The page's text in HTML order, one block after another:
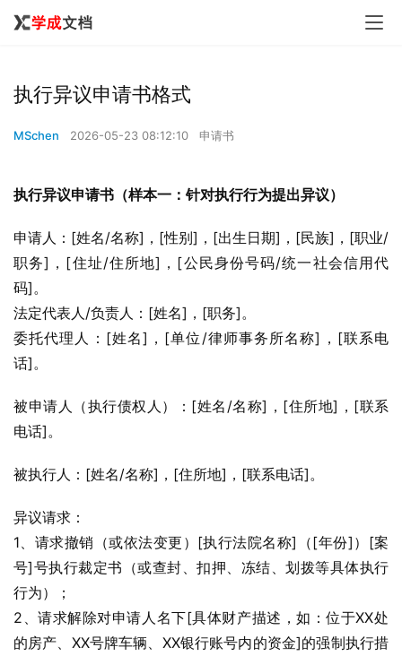
执行异议申请书格式
MSchen 2026-05-23 08:12:10 申请书
执行异议申请书（样本一：针对执行行为提出异议）
申请人：[姓名/名称]，[性别]，[出生日期]，[民族]，[职业/
职务]，[住址/住所地]，[公民身份号码/统一社会信用代
码]。
法定代表人/负责人：[姓名]，[职务]。
委托代理人：[姓名]，[单位/律师事务所名称]，[联系电
话]。
被申请人（执行债权人）：[姓名/名称]，[住所地]，[联系
电话]。
被执行人：[姓名/名称]，[住所地]，[联系电话]。
异议请求：
1、请求撤销（或依法变更）[执行法院名称]（[年份]）[案
号]号执行裁定书（或查封、扣押、冻结、划拨等具体执行
行为）；
2、请求解除对申请人名下[具体财产描述，如：位于XX处
的房产、XX号牌车辆、XX银行账号内的资金]的强制执行措